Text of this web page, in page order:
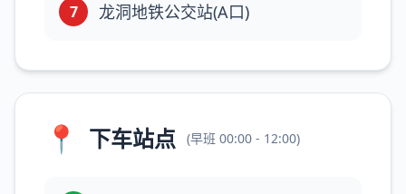
7 龙洞地铁公交站(A口)
📍 下车站点 (早班 00:00 - 12:00)